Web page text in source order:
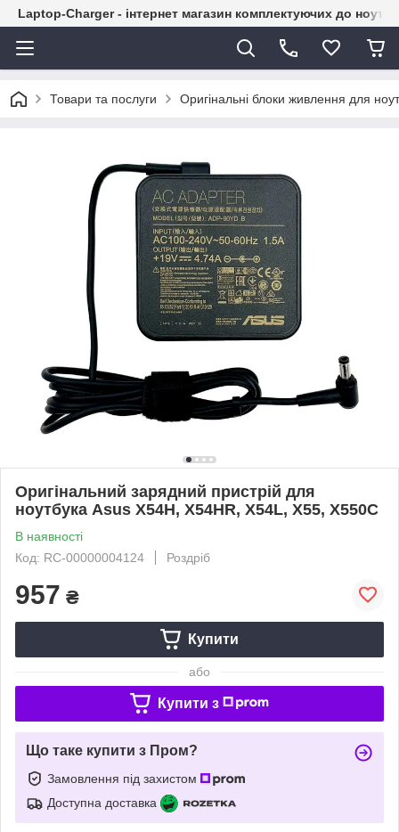
Laptop-Charger - інтернет магазин комплектуючих до
Товари та послуги Оригінальні блоки живлення для
Оригінальний зарядний пристрій для
ноутбука Asus X54H, X54HR, X54L, X55, X550C
В наявності
Код: RC-00000004124
Роздріб
957 ₴
Купити
або
Купити з
Що таке купити з Пром?
Замовлення під захистом
Доступна доставка